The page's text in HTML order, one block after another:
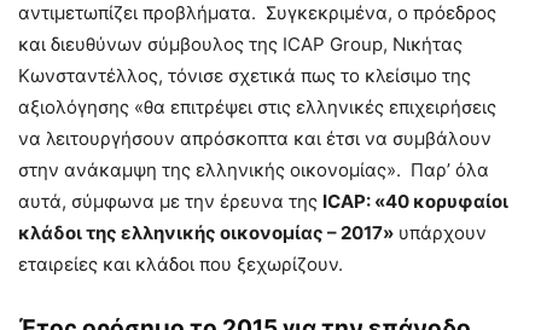
αντιμετωπίζει προβλήματα. Συγκεκριμένα, ο πρόεδρος
και διευθύνων σύμβουλος της ICAP Group, Νικήτας
Κωνσταντέλλος, τόνισε σχετικά πως το κλείσιμο της
αξιολόγησης «θα επιτρέψει στις ελληνικές επιχειρήσεις
να λειτουργήσουν απρόσκοπτα και έτσι να συμβάλουν
στην ανάκαμψη της ελληνικής οικονομίας». Παρ’ όλα
αυτά, σύμφωνα με την έρευνα της ICAP: «40 κορυφαίοι
κλάδοι της ελληνικής οικονομίας – 2017» υπάρχουν
εταιρείες και κλάδοι που ξεχωρίζουν.